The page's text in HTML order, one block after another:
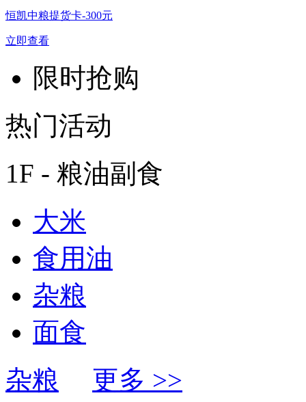
恒凯中粮提货卡-300元
立即查看
限时抢购
热门活动
1F - 粮油副食
大米
食用油
杂粮
面食
杂粮
更多 >>